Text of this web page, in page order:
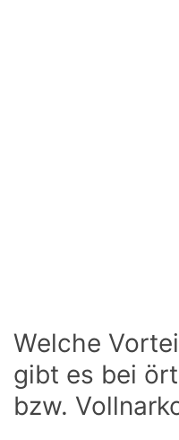
Welche
gibt es bei
bzw.